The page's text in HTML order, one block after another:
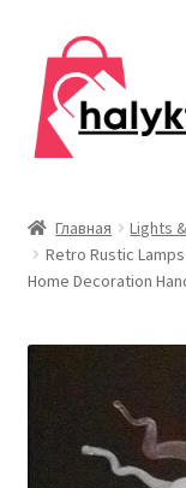
Перейти
навигации
Перейти
содержимому
Главная
Дом и сад
Главная Lights
Retro Rustic
Home Decoration